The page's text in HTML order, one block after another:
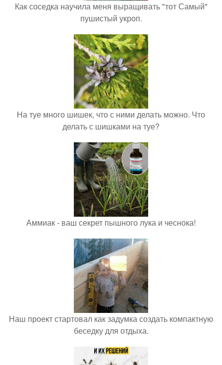
Как соседка научила меня выращивать "тот Самый"
пушистый укроп.
На туе много шишек, что с ними делать можно. Что
делать с шишками на туе?
Аммиак - ваш секрет пышного лука и чеснока!
Наш проект стартовал как задумка создать компактную
беседку для отдыха.